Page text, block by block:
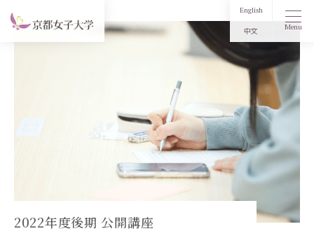
English
中文 Menu
2022年度後期 公開講座